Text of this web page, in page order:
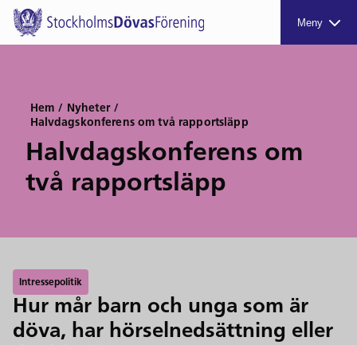
Meny
Hem / Nyheter /
Halvdagskonferens om två rapportsläpp
Halvdagskonferens om
två rapportsläpp
Intressepolitik
Hur mår barn och unga som är
döva, har hörselnedsättning eller